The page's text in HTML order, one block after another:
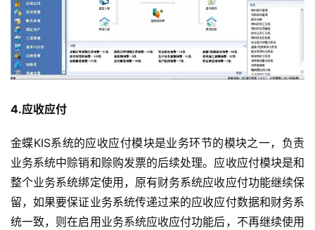
分
类
讯
问
答
Sign in Sign up
4.应收应付
金蝶KIS系统的应收应付模块是业务环节的模块之一，负责
业务系统中赊销和赊购发票的后续处理。应收应付模块是和
整个业务系统绑定使用，原有财务系统应收应付功能继续保
留，如果要保证业务系统传递过来的应收应付数据和财务系
统一致，则在启用业务系统应收应付功能后，不再继续使用